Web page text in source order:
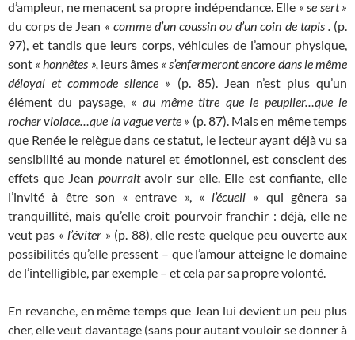
d’ampleur, ne menacent sa propre indépendance. Elle « se sert »
du corps de Jean « comme d’un coussin ou d’un coin de tapis . (p.
97), et tandis que leurs corps, véhicules de l’amour physique,
sont « honnêtes », leurs âmes« s’enfermeront encore dans le même
déloyal et commodesilence » (p. 85). Jean n’est plus qu’un
élément du paysage, « au même titre que le peuplier…que le
rocher violace…que la vague verte » (p. 87). Mais en même temps
que Renée le relègue dans ce statut, le lecteur ayant déjà vu sa
sensibilité au monde naturel et émotionnel, est conscient des
effets que Jean pourraitavoir sur elle. Elle est confiante, elle
l’invité à être son « entrave », « l’écueil » qui gênera sa
tranquillité, mais qu’elle croit pourvoir franchir : déjà, elle ne
veut pas « l’éviter » (p. 88), elle reste quelque peu ouverte aux
possibilités qu’elle pressent – que l’amour atteigne le domaine
de l’intelligible, par exemple – et cela par sa propre volonté.
En revanche, en même temps que Jean lui devient un peu plus
cher, elle veut davantage (sans pour autant vouloir se donner à